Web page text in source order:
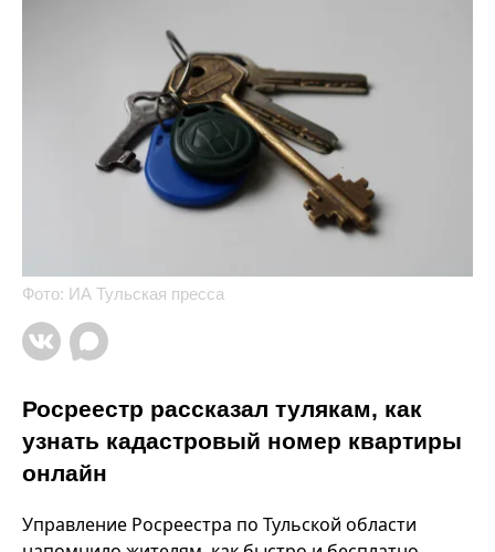
Фото: ИА Тульская пресса
Росреестр рассказал тулякам, как
узнать кадастровый номер квартиры
онлайн
Управление Росреестра по Тульской области